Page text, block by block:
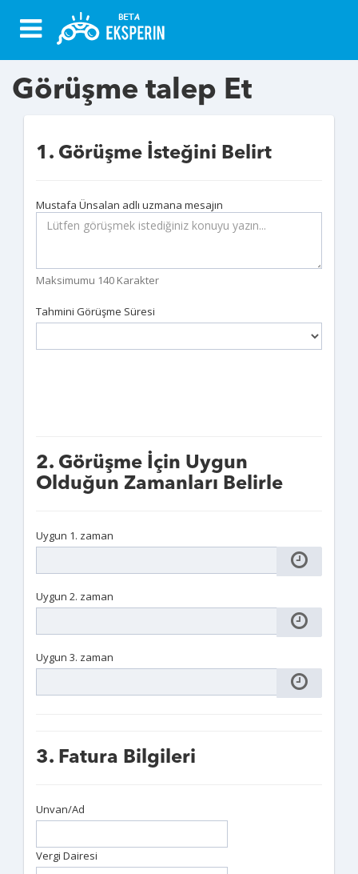
Görüşme talep Et
1. Görüşme İsteğini Belirt
Mustafa Ünsalan adlı uzmana mesajın
Maksimumu 140 Karakter
Tahmini Görüşme Süresi
2. Görüşme İçin Uygun
Olduğun Zamanları Belirle
Uygun 1. zaman
Uygun 2. zaman
Uygun 3. zaman
3. Fatura Bilgileri
Unvan/Ad
Vergi Dairesi